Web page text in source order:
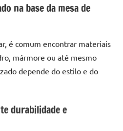
na base da mesa de
é comum encontrar materiais
mármore ou até mesmo
depende do estilo e do
durabilidade e